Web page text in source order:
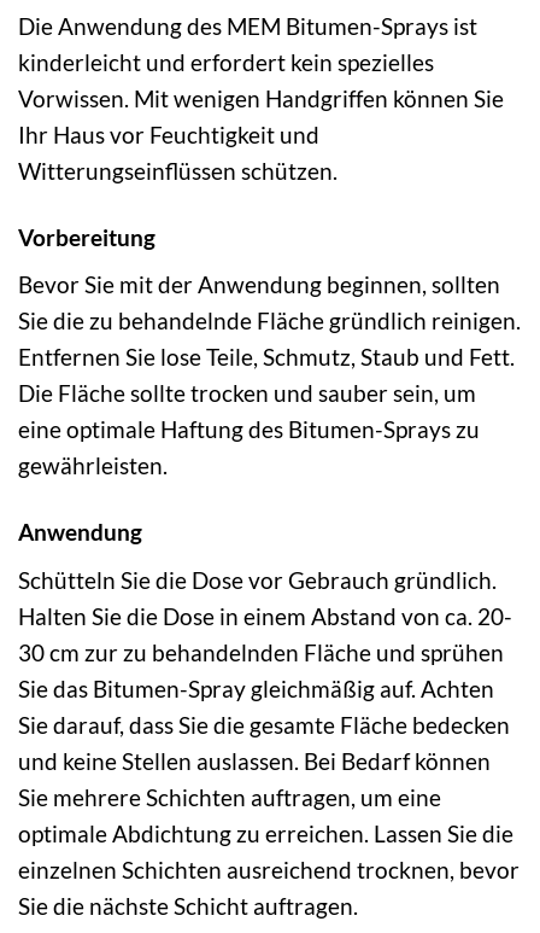
Die Anwendung des MEM Bitumen-Sprays ist
kinderleicht und erfordert kein spezielles
Vorwissen. Mit wenigen Handgriffen können Sie
Ihr Haus vor Feuchtigkeit und
Witterungseinflüssen schützen.
Vorbereitung
Bevor Sie mit der Anwendung beginnen, sollten
Sie die zu behandelnde Fläche gründlich reinigen.
Entfernen Sie lose Teile, Schmutz, Staub und Fett.
Die Fläche sollte trocken und sauber sein, um
eine optimale Haftung des Bitumen-Sprays zu
gewährleisten.
Anwendung
Schütteln Sie die Dose vor Gebrauch gründlich.
Halten Sie die Dose in einem Abstand von ca. 20-
30 cm zur zu behandelnden Fläche und sprühen
Sie das Bitumen-Spray gleichmäßig auf. Achten
Sie darauf, dass Sie die gesamte Fläche bedecken
und keine Stellen auslassen. Bei Bedarf können
Sie mehrere Schichten auftragen, um eine
optimale Abdichtung zu erreichen. Lassen Sie die
einzelnen Schichten ausreichend trocknen, bevor
Sie die nächste Schicht auftragen.